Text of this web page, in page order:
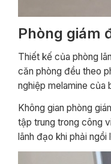
Phòng giám
Thiết kế của phòng
căn phòng đều theo
nghiệp melamine của
Không gian phòng
tập trung trong công
lãnh đạo khi phải